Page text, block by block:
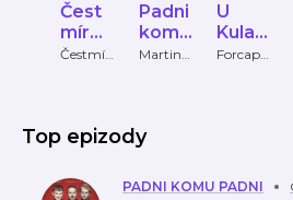
Čest
mír
Strak
Čestmír
Padni
komu
padni
Martin
Oliver
Adámek
U
Kulat
ého
Forcapt
Top epizody
PADNI KOMU PADNI